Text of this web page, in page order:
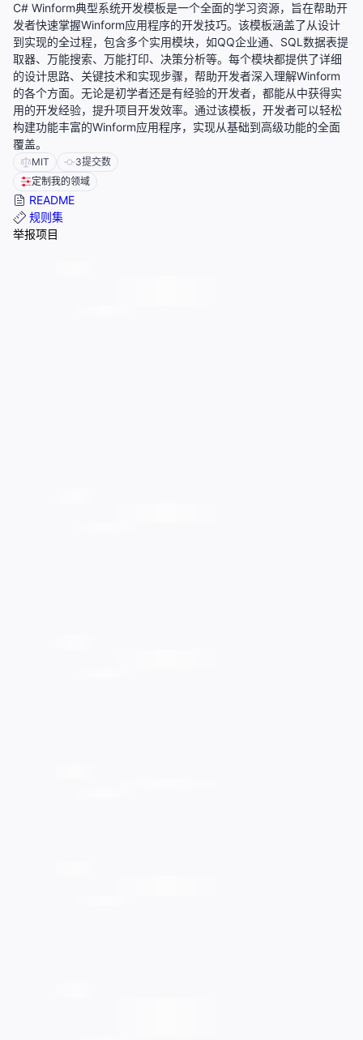
C# Winform典型系统开发模板是一个全面的学习资源，旨在帮助开
发者快速掌握Winform应用程序的开发技巧。该模板涵盖了从设计
到实现的全过程，包含多个实用模块，如QQ企业通、SQL数据表提
取器、万能搜索、万能打印、决策分析等。每个模块都提供了详细
的设计思路、关键技术和实现步骤，帮助开发者深入理解Winform
的各个方面。无论是初学者还是有经验的开发者，都能从中获得实
用的开发经验，提升项目开发效率。通过该模板，开发者可以轻松
构建功能丰富的Winform应用程序，实现从基础到高级功能的全面
覆盖。
MIT 3提交数
定制我的领域
README
规则集
举报项目